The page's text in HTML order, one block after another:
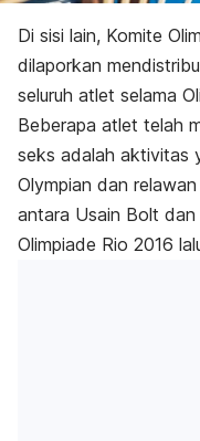
Di sisi lain, Komite
dilaporkan
seluruh atlet selama
Beberapa atlet telah
seks adalah aktivitas
Olympian dan
antara Usain Bolt
Olimpiade Rio 2016